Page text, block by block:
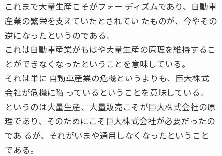
これまで大量生産こそがフォー ディズムであり、自動車
産業の繁栄を支えていたとされてい たものが、今やその
逆になったというのである。
これは自動車産業がもはや大量生産の原理を維持するこ
とができなくなったということを意味している。
それは単に 自動車産業の危機というよりも、巨大株式
会社が危機に陥 っているということを意味している。
というのは大量生産、大量販売こそが巨大株式会社の原
理であり、そのためにこそ巨大株式会社が必要だったの
であ るが、それがいまや通用しなくなったということ
である。